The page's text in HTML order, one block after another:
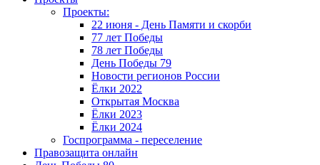
Проекты:
22 июня - День Памяти и скорби
77 лет Победы
78 лет Победы
День Победы 79
Новости регионов России
Ёлки 2022
Открытая Москва
Ёлки 2023
Ёлки 2024
Госпрограмма - переселение
Правозащита онлайн